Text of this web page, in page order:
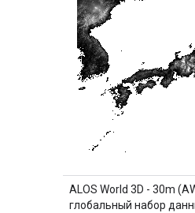
ALOS World 3D - 30m
глобальный набор